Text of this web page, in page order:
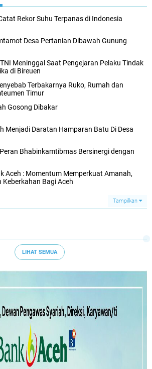
Rekor Suhu Terpanas di Indonesia
Desa Pertanian Dibawah Gunung
Meninggal Saat Pengejaran Pelaku Tindak
di Bireuen
Terbakarnya Ruko, Rumah dan
Timur
Gosong Dibakar
Menjadi Daratan Hamparan Batu Di Desa
Bhabinkamtibmas Bersinergi dengan
Aceh : Momentum Memperkuat Amanah,
Keberkahan Bagi Aceh
Tampilkan
LIHAT SEMUA